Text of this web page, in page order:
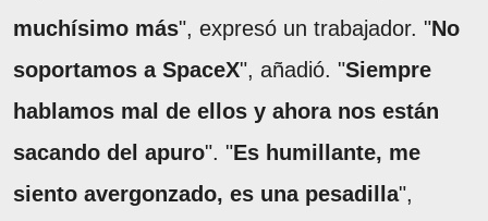
muchísimo más", expresó un trabajador. "No
soportamos a SpaceX", añadió. "Siempre
hablamos mal de ellos y ahora nos están
sacando del apuro". "Es humillante, me
siento avergonzado, es una pesadilla",